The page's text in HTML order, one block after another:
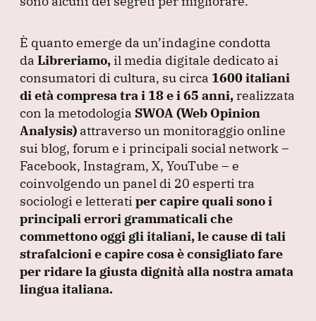
È quanto emerge da un’indagine condotta
da Libreriamo, il media digitale dedicato ai
consumatori di cultura, su circa 1600 italiani
di età compresa tra i 18 e i 65 anni, realizzata
con la metodologia SWOA (Web Opinion
Analysis) attraverso un monitoraggio online
sui blog, forum e i principali social network –
Facebook, Instagram, X, YouTube – e
coinvolgendo un panel di 20 esperti tra
sociologi e letterati per capire quali sono i
principali errori grammaticali che
commettono oggi gli italiani, le cause di tali
strafalcioni e capire cosa è consigliato fare
per ridare la giusta dignità alla nostra amata
lingua italiana.